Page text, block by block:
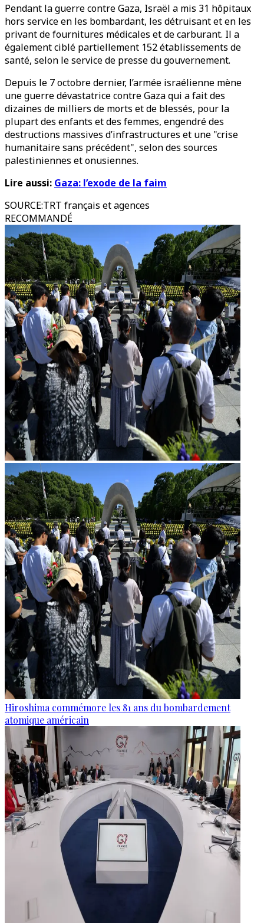
Pendant la guerre contre Gaza, Israël a mis 31 hôpitaux
hors service en les bombardant, les détruisant et en les
privant de fournitures médicales et de carburant. Il a
également ciblé partiellement 152 établissements de
santé, selon le service de presse du gouvernement.​​​​​​
Depuis le 7 octobre dernier, l’armée israélienne mène
une guerre dévastatrice contre Gaza qui a fait des
dizaines de milliers de morts et de blessés, pour la
plupart des enfants et des femmes, engendré des
destructions massives d’infrastructures et une "crise
humanitaire sans précédent", selon des sources
palestiniennes et onusiennes.
Lire aussi: Gaza: l’exode de la faim
SOURCE:TRT français et agences
RECOMMANDÉ
Hiroshima commémore les 81 ans du bombardement
atomique américain